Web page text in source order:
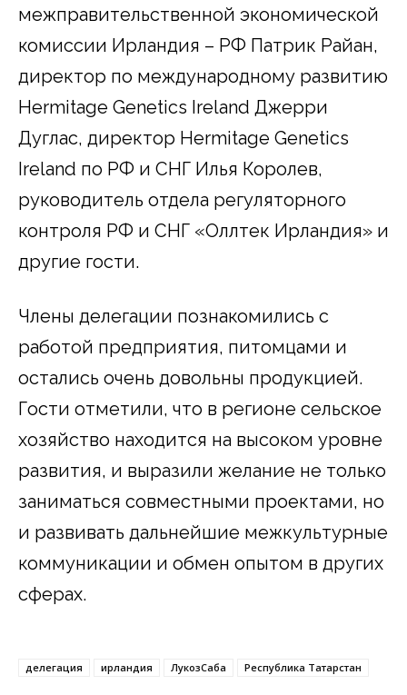
межправительственной экономической
комиссии Ирландия – РФ Патрик Райан,
директор по международному развитию
Hermitage Genetics Ireland Джерри
Дуглас, директор Hermitage Genetics
Ireland по РФ и СНГ Илья Королев,
руководитель отдела регуляторного
контроля РФ и СНГ «Оллтек Ирландия» и
другие гости.
Члены делегации познакомились с
работой предприятия, питомцами и
остались очень довольны продукцией.
Гости отметили, что в регионе сельское
хозяйство находится на высоком уровне
развития, и выразили желание не только
заниматься совместными проектами, но
и развивать дальнейшие межкультурные
коммуникации и обмен опытом в других
сферах.
делегация ирландия ЛукозСаба Республика Татарстан